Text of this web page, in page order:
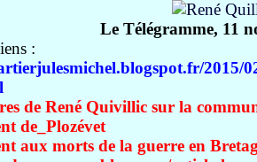
Le Télégramme, 11
:
2015/
de René Quivillic sur la
de_Plozévet
aux morts de la guerre en